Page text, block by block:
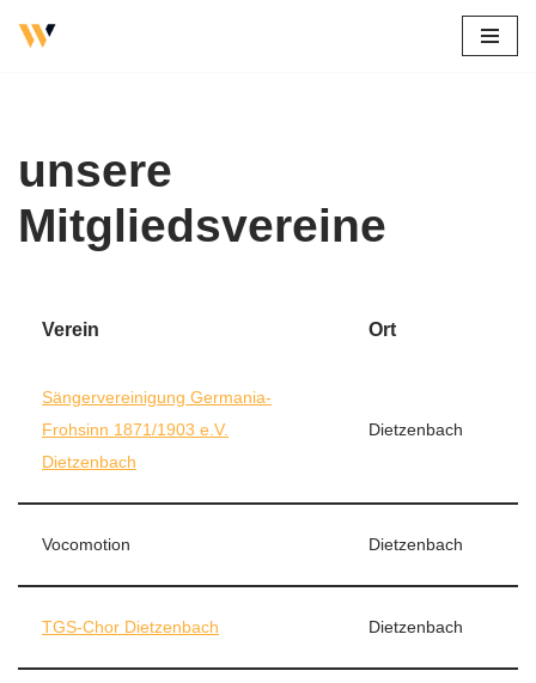
unsere
Mitgliedsvereine
Verein Ort
Sängervereinigung Germania-
Frohsinn 1871/1903 e.V.
Dietzenbach
Dietzenbach
Vocomotion Dietzenbach
TGS-Chor Dietzenbach Dietzenbach